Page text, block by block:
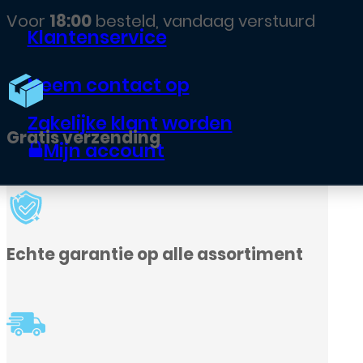
Klantenservice
Neem contact op
Zakelijke klant worden
Mijn account